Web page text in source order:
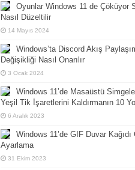
Oyunlar Windows 11 de Çöküyor
Nasıl Düzeltilir
14 Mayıs 2024
Windows’ta Discord Akış
Değişikliği Nasıl Onarılır
3 Ocak 2024
Windows 11’de Masaüstü
Yeşil Tik İşaretlerini Kaldırmanın 10
6 Aralık 2023
Windows 11’de GIF Duvar Kağıdı
Ayarlama
31 Ekim 2023